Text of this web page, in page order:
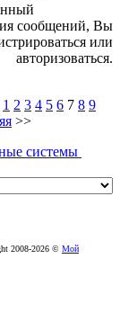
сообщений, Вы
или
авторизоваться.
1 2 3 4 5 6 7 8 9
>>
системы
2008-2026 © Мой